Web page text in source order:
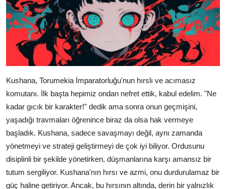
Kushana, Torumekia İmparatorluğu'nun hırslı ve acımasız
komutanı. İlk başta hepimiz ondan nefret ettik, kabul edelim. "Ne
kadar gıcık bir karakter!" dedik ama sonra onun geçmişini,
yaşadığı travmaları öğrenince biraz da olsa hak vermeye
başladık. Kushana, sadece savaşmayı değil, aynı zamanda
yönetmeyi ve strateji geliştirmeyi de çok iyi biliyor. Ordusunu
disiplinli bir şekilde yönetirken, düşmanlarına karşı amansız bir
tutum sergiliyor. Kushana'nın hırsı ve azmi, onu durdurulamaz bir
güç haline getiriyor. Ancak, bu hırsının altında, derin bir yalnızlık